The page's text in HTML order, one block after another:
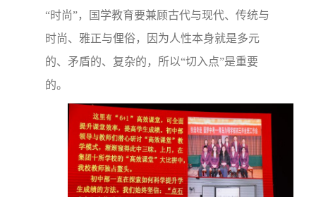
“时尚”，国学教育要兼顾古代与现代、传统与
时尚、雅正与俚俗，因为人性本身就是多元
的、矛盾的、复杂的，所以“切入点”是重要
的。